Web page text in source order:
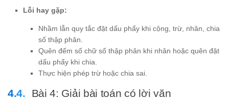
Lỗi hay gặp:
Nhầm lẫn quy tắc đặt dấu phẩy khi cộng, trừ, nhân, chia
số thập phân.
Quên đếm số chữ số thập phân khi nhân hoặc quên đặt
dấu phẩy khi chia.
Thực hiện phép trừ hoặc chia sai.
Bài 4: Giải bài toán có lời văn